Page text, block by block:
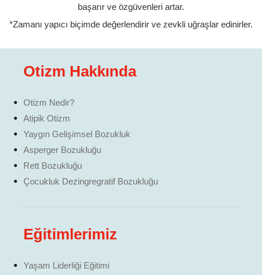
başarır ve özgüvenleri artar.
*Zamanı yapıcı biçimde değerlendirir ve zevkli uğraşlar edinirler.
Otizm Hakkında
Otizm Nedir?
Atipik Otizm
Yaygın Gelişimsel Bozukluk
Asperger Bozukluğu
Rett Bozukluğu
Çocukluk Dezingregratif Bozukluğu
Eğitimlerimiz
Yaşam Liderliği Eğitimi